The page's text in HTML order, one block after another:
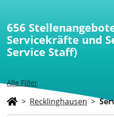
Alle Filter
656
Servicekräfte und
Service Staff)
> Recklinghausen >